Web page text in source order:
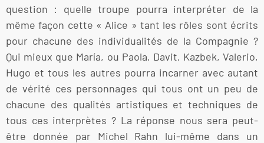
question : quelle troupe pourra interpréter de la
même façon cette « Alice » tant les rôles sont écrits
pour chacune des individualités de la Compagnie ?
Qui mieux que María, ou Paola, Davit, Kazbek, Valerio,
Hugo et tous les autres pourra incarner avec autant
de vérité ces personnages qui tous ont un peu de
chacune des qualités artistiques et techniques de
tous ces interprètes ? La réponse nous sera peut-
être donnée par Michel Rahn lui-même dans un